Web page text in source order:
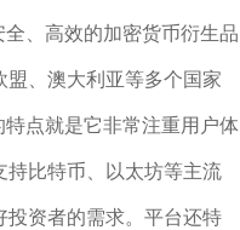
、高效的加密货币衍生品
、澳大利亚等多个国家
点就是它非常注重用户体
持比特币、以太坊等主流
投资者的需求。平台还特